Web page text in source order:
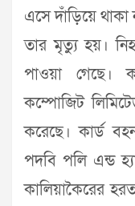
এসে দাঁড়িয়ে থাকা
তার মৃত্যু হয়।
পাওয়া গেছে।
কম্পোজিট
করেছে। কার্ড
পদবি পলি এন্ড
কালিয়াকৈরের